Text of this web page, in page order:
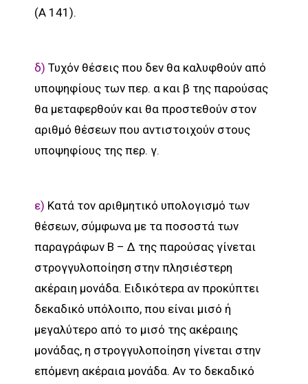
(Α 141).
δ) Τυχόν θέσεις που δεν θα καλυφθούν από
υποψηφίους των περ. α και β της παρούσας
θα μεταφερθούν και θα προστεθούν στον
αριθμό θέσεων που αντιστοιχούν στους
υποψηφίους της περ. γ.
ε) Κατά τον αριθμητικό υπολογισμό των
θέσεων, σύμφωνα με τα ποσοστά των
παραγράφων Β – Δ της παρούσας γίνεται
στρογγυλοποίηση στην πλησιέστερη
ακέραιη μονάδα. Ειδικότερα αν προκύπτει
δεκαδικό υπόλοιπο, που είναι μισό ή
μεγαλύτερο από το μισό της ακέραιης
μονάδας, η στρογγυλοποίηση γίνεται στην
επόμενη ακέραια μονάδα. Αν το δεκαδικό